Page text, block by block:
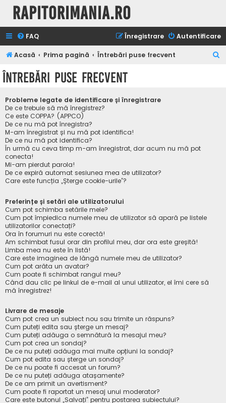
Rapitorimania.ro
FAQ Autentificare
Înregistrare
Acasă Prima pagină Întrebări puse frecvent
Întrebări puse frecvent
Probleme legate de identificare și înregistrare
De ce trebuie să mă înregistrez?
Ce este COPPA? (APPCO)
De ce nu mă pot înregistra?
M-am înregistrat și nu mă pot identifica!
De ce nu mă pot identifica?
În urmă cu ceva timp m-am înregistrat, dar acum nu mă pot
conecta!
Mi-am pierdut parola!
De ce expiră automat sesiunea mea de utilizator?
Care este funcția „Șterge cookie-urile”?
Preferințe și setări ale utilizatorului
Cum pot schimba setările mele?
Cum pot împiedica numele meu de utilizator să apară pe listele
utilizatorilor conectați?
Ora în forumuri nu este corectă!
Am schimbat fusul orar din profilul meu, dar ora este greșită!
Limba mea nu este în listă!
Care este imaginea de lângă numele meu de utilizator?
Cum pot arăta un avatar?
Cum poate fi schimbat rangul meu?
Când dau clic pe linkul de e-mail al unui utilizator, el îmi cere să
mă înregistrez!
Livrare de mesaje
Cum pot crea un subiect nou sau trimite un răspuns?
Cum puteți edita sau șterge un mesaj?
Cum puteți adăuga o semnătură la mesajul meu?
Cum pot crea un sondaj?
De ce nu puteți adăuga mai multe opțiuni la sondaj?
Cum pot edita sau șterge un sondaj?
De ce nu poate fi accesat un forum?
De ce nu puteți adăuga atașamente?
De ce am primit un avertisment?
Cum poate fi raportat un mesaj unui moderator?
Care este butonul „Salvați” pentru postarea subiectului?